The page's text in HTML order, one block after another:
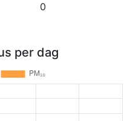
0
per dag